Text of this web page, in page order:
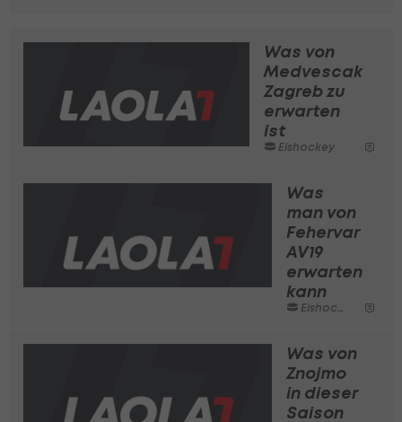
Was von
Medvescak
Zagreb zu
erwarten
ist
Eishockey
Was
man von
Fehervar
AV19
erwarten
kann
Eishockey
Was von
Znojmo
in dieser
Saison